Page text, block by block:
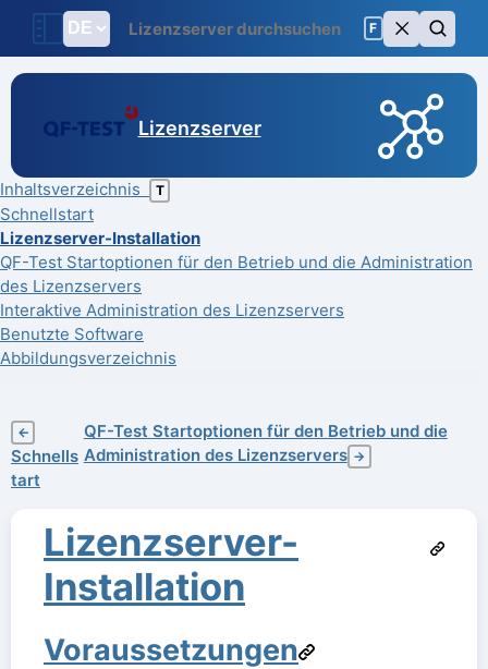
F
Lizenzserver
Inhaltsverzeichnis T
Schnellstart
Lizenzserver-Installation
QF-Test Startoptionen für den Betrieb und die Administration
des Lizenzservers
Interaktive Administration des Lizenzservers
Benutzte Software
Abbildungsverzeichnis
←
Schnells
tart
QF-Test Startoptionen für den Betrieb und die
Administration des Lizenzservers →
Lizenzserver-
Installation
Voraussetzungen